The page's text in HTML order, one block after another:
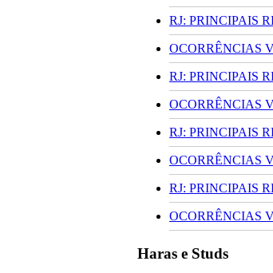
RJ: PRINCIPAIS
OCORRÊNCIAS
RJ: PRINCIPAIS
OCORRÊNCIAS
RJ: PRINCIPAIS
OCORRÊNCIAS
RJ: PRINCIPAIS
OCORRÊNCIAS
Haras e Studs